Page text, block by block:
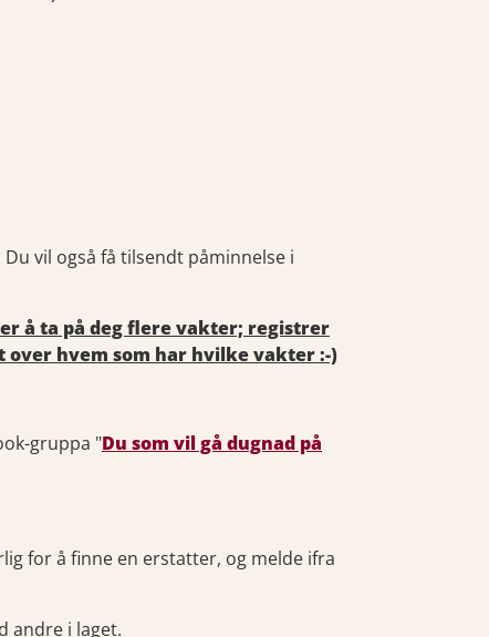
vil også få tilsendt påminnelse i
å ta på deg flere vakter; registrer
over hvem som har hvilke vakter :-)
gruppa "Du som vil gå dugnad på
for å finne en erstatter, og melde ifra
andre i laget.